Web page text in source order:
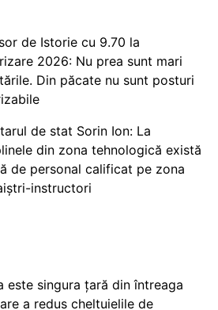
de Istorie cu 9.70 la
2026: Nu prea sunt mari
Din păcate nu sunt posturi
de stat Sorin Ion: La
din zona tehnologică există
de personal calificat pe zona
instructori
este singura țară din întreaga
a redus cheltuielile de